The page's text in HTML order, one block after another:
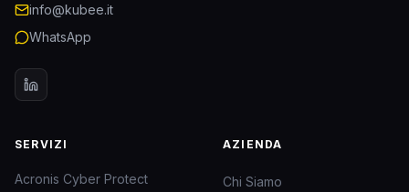
info@kubee.it
WhatsApp
SERVIZI
Acronis Cyber Protect
AZIENDA
Chi Siamo